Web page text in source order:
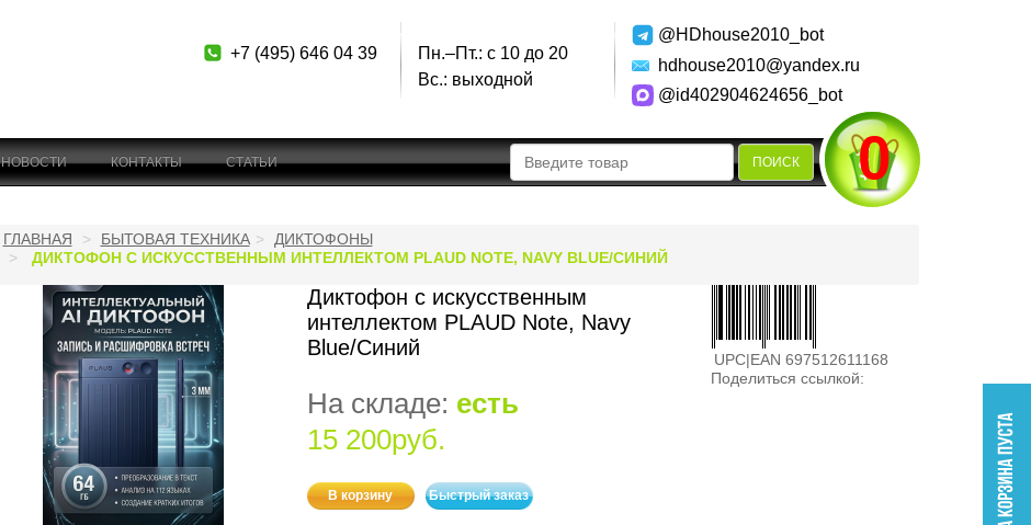
+7 (495) 646 04 39
Пн.–Пт.: с 10 до 20
Вс.: выходной
@HDhouse2010_bot
hdhouse2010@yandex.ru
@id402904624656_bot
НОВОСТИ КОНТАКТЫ СТАТЬИ ПОИСК 0
ГЛАВНАЯ БЫТОВАЯ ТЕХНИКА
ДИКТОФОНЫ
ДИКТОФОН С ИСКУССТВЕННЫМ ИНТЕЛЛЕКТОМ PLAUD NOTE, NAVY BLUE/СИНИЙ
Диктофон с искусственным
интеллектом PLAUD Note, Navy
Blue/Синий
На складе: есть
15 200руб.
В корзину Быстрый заказ
UPC|EAN 697512611168
Поделиться ссылкой: